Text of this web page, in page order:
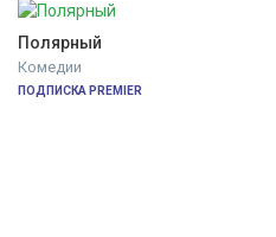
Полярный
Комедии
ПОДПИСКА PREMIER